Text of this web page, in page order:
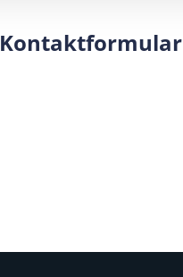
Kontaktformular